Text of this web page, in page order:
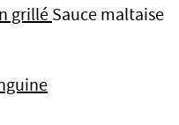
grillé Sauce maltaise